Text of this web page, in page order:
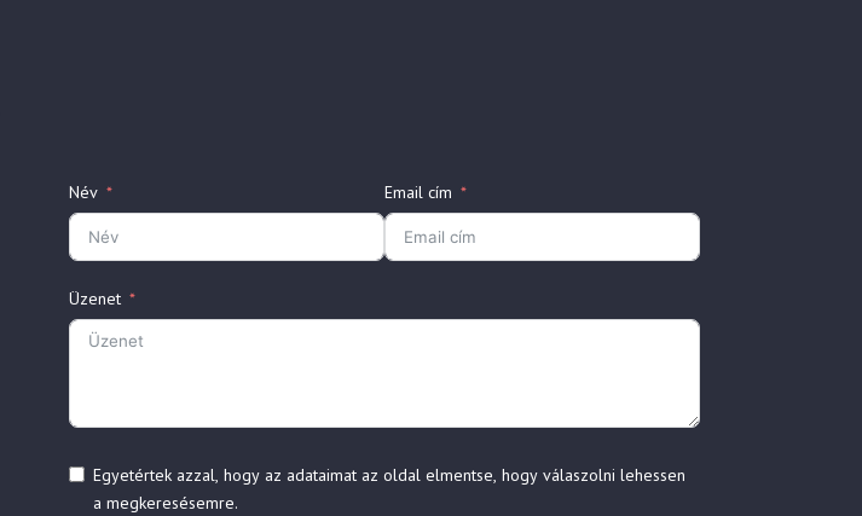
Név Email cím
Üzenet
Egyetértek azzal, hogy az adataimat az oldal elmentse, hogy válaszolni lehessen
a megkeresésemre.